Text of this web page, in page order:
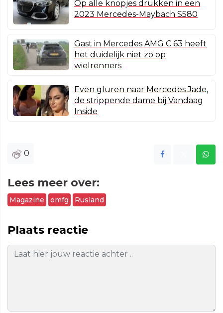
Op alle knopjes drukken in een
2023 Mercedes-Maybach S580
Gast in Mercedes AMG C 63 heeft
het duidelijk niet zo op
wielrenners
Even gluren naar Mercedes Jade,
de strippende dame bij Vandaag
Inside
0
Lees meer over:
Magazine omfg Rusland
Plaats reactie